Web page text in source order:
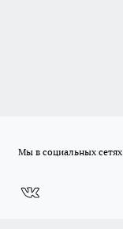
Мы в социальных сетях